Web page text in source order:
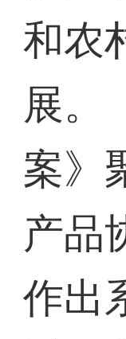
和农
展。
案》
产品
作出